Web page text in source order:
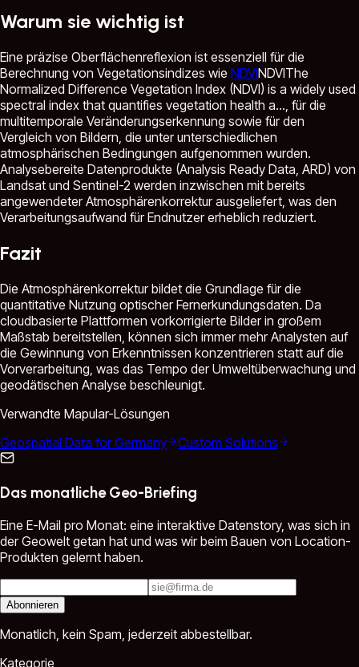
Warum sie wichtig ist
Eine präzise Oberflächenreflexion ist essenziell für die
Berechnung von Vegetationsindizes wie NDVINDVIThe
Normalized Difference Vegetation Index (NDVI) is a widely used
spectral index that quantifies vegetation health a..., für die
multitemporale Veränderungserkennung sowie für den
Vergleich von Bildern, die unter unterschiedlichen
atmosphärischen Bedingungen aufgenommen wurden.
Analysebereite Datenprodukte (Analysis Ready Data, ARD) von
Landsat und Sentinel-2 werden inzwischen mit bereits
angewendeter Atmosphärenkorrektur ausgeliefert, was den
Verarbeitungsaufwand für Endnutzer erheblich reduziert.
Fazit
Die Atmosphärenkorrektur bildet die Grundlage für die
quantitative Nutzung optischer Fernerkundungsdaten. Da
cloudbasierte Plattformen vorkorrigierte Bilder in großem
Maßstab bereitstellen, können sich immer mehr Analysten auf
die Gewinnung von Erkenntnissen konzentrieren statt auf die
Vorverarbeitung, was das Tempo der Umweltüberwachung und
geodätischen Analyse beschleunigt.
Verwandte Mapular-Lösungen
Geospatial Data for Germany
Custom Solutions
Das monatliche Geo-Briefing
Eine E-Mail pro Monat: eine interaktive Datenstory, was sich in
der Geowelt getan hat und was wir beim Bauen von Location-
Produkten gelernt haben.
Abonnieren
Monatlich, kein Spam, jederzeit abbestellbar.
Kategorie